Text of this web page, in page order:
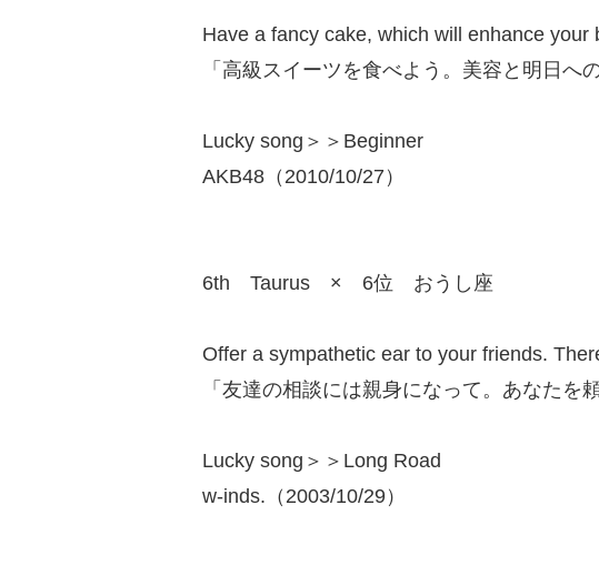
Have a fancy cake, which will enhance
「高級スイーツを食べよう。美容と明日へ
Lucky song＞＞Beginner
AKB48（2010/10/27）
6th Taurus × 6位 おうし座
Offer a sympathetic ear to your friends.
「友達の相談には親身になって。あなたを
Lucky song＞＞Long Road
w-inds.（2003/10/29）